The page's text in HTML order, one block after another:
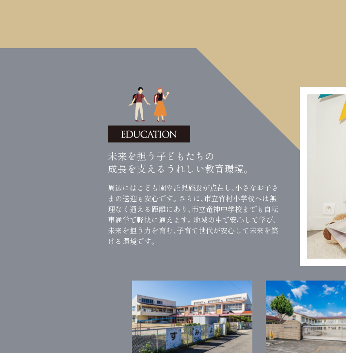
未来を担う子どもたちの
成長を支えるうれしい教育環境。
周辺にはこども園や託児施設が点在し、小さなお子さ
まの送迎も安心です。さらに、市立竹村小学校へは無
理なく通える距離にあり、市立竜神中学校までも自転
車通学で軽快に通えます。地域の中で安心して学び、
未来を担う力を育む、子育て世代が安心して未来を築
ける環境です。